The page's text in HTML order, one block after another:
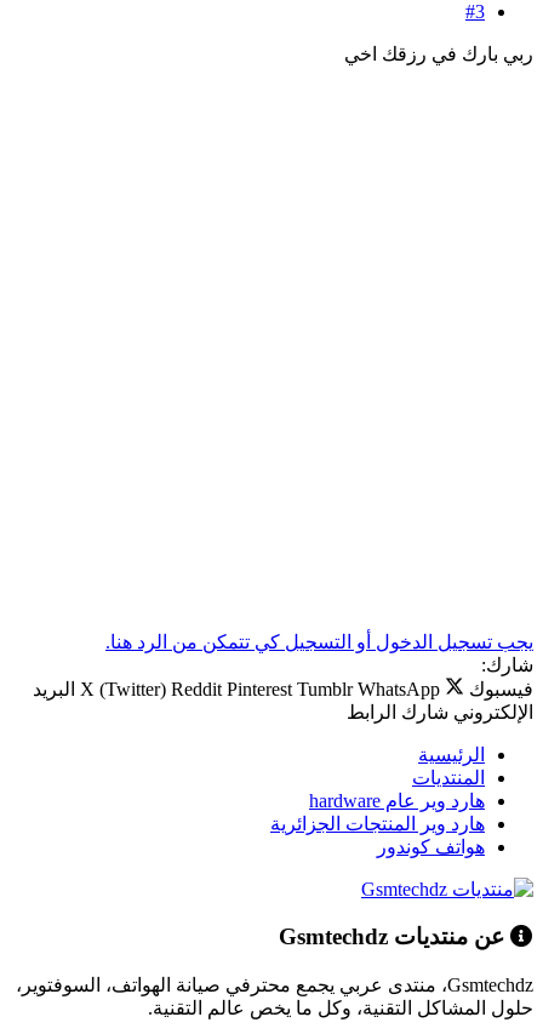
#3
ربي بارك في رزقك اخي
يجب تسجيل الدخول أو التسجيل كي تتمكن من الرد هنا.
شارك:
فيسبوك
X (Twitter) Reddit Pinterest Tumblr WhatsApp
البريد
الإلكتروني شارك الرابط
الرئيسية
المنتديات
هارد وير عام hardware
هارد وير المنتجات الجزائرية
هواتف كوندور
عن منتديات Gsmtechdz
Gsmtechdz، منتدى عربي يجمع محترفي صيانة الهواتف، السوفتوير،
حلول المشاكل التقنية، وكل ما يخص عالم التقنية.